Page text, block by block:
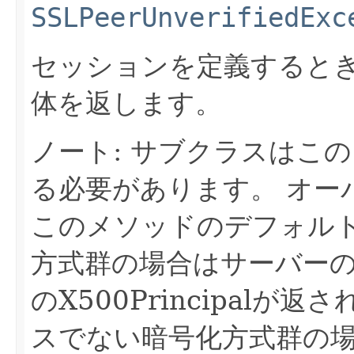
セッションを定義すると
体を返します。
ノート: サブクラスはこ
る必要があります。
オー
このメソッドのデフォル
方式群の場合はサーバー
のX500Principalが返さ
スでない暗号化方式群の